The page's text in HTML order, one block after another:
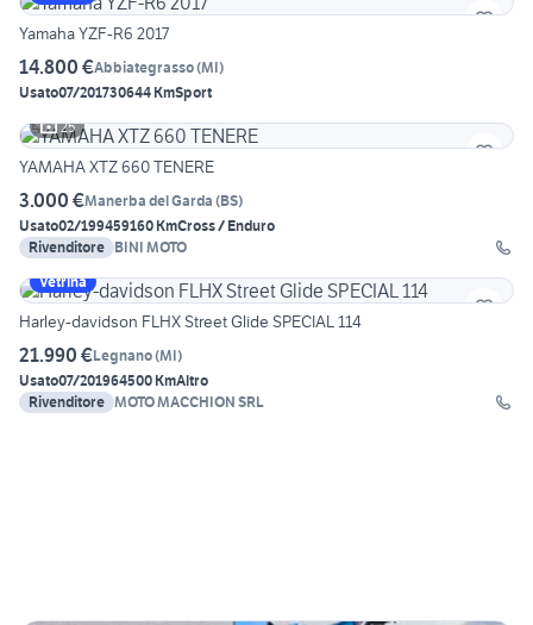
Yamaha YZF-R6 2017
14.800 €Abbiategrasso(MI)
Usato07/201730644 KmSport
25
YAMAHA XTZ 660 TENERE
3.000 €Manerba del Garda (BS)
Usato02/199459160 KmCross / Enduro
Rivenditore BINI MOTO
Vetrina
Harley-davidson FLHX Street Glide SPECIAL 114
21.990 €Legnano(MI)
Usato07/201964500 KmAltro
Rivenditore MOTO MACCHION SRL